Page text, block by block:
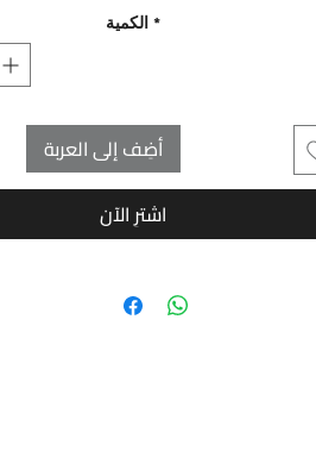
الكمية *
أضِف إلى العربة
اشترِ الآن